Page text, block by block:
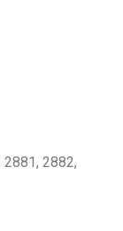
2881, 2882,